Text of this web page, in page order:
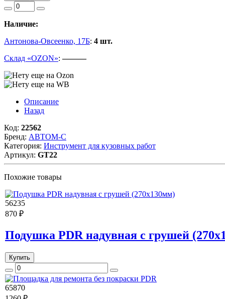
Наличие:
Антонова-Овсеенко, 17Б: 4 шт.
Склад «OZON»:———
Описание
Назад
Код: 22562
Бренд: АВТОМ-С
Категория: Инструмент для кузовных работ
Артикул: GT22
Похожие товары
56235
870 ₽
Подушка PDR надувная с грушей
Купить
65870